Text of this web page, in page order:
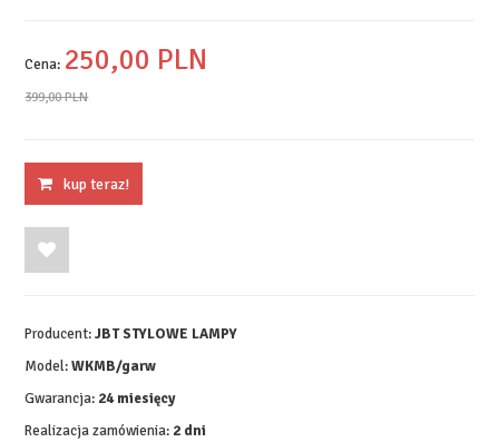
Cena: 250,00 PLN
399,00 PLN
kup teraz!
Producent:JBT STYLOWE LAMPY
Model:WKMB/garw
Gwarancja: 24 miesięcy
Realizacja zamówienia: 2 dni